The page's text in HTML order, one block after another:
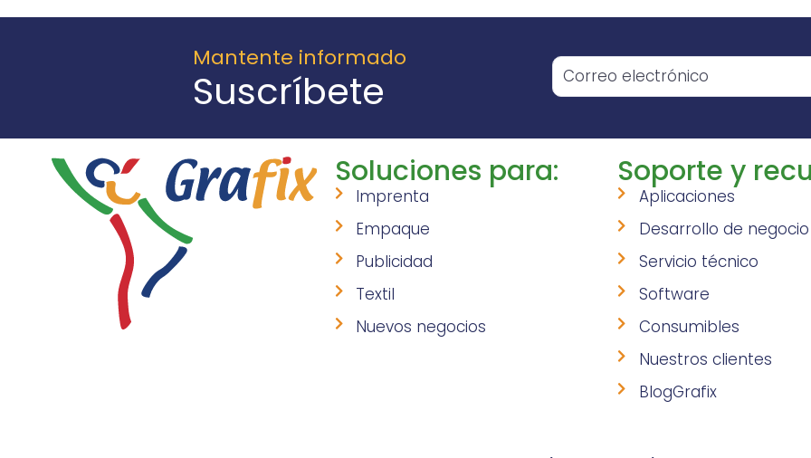
Mantente informado
Suscríbete
Soluciones para:
Imprenta
Empaque
Publicidad
Textil
Nuevos negocios
Soporte y
Aplicaciones
Desarrollo de negocio
Servicio técnico
Software
Consumibles
Nuestros clientes
BlogGrafix